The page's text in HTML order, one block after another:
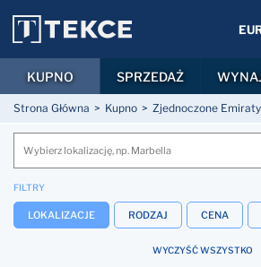
Strona Główna Kupno Zjednoczone
FILTRY
LOKALIZACJE RODZAJ CENA
WYCZYŚĆ WSZYSTKO
KUPNO SPRZEDAŻ